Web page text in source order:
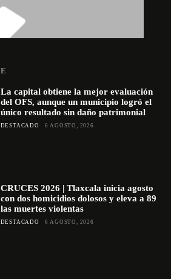
La capital obtiene la mejor evaluación
del OFS, aunque un municipio logró el
único resultado sin daño patrimonial
DESTACADO 6 AGOSTO, 2026
CRUCES 2026 | Tlaxcala inicia agosto
con dos homicidios dolosos y eleva a 89
las muertes violentas
DESTACADO 6 AGOSTO, 2026